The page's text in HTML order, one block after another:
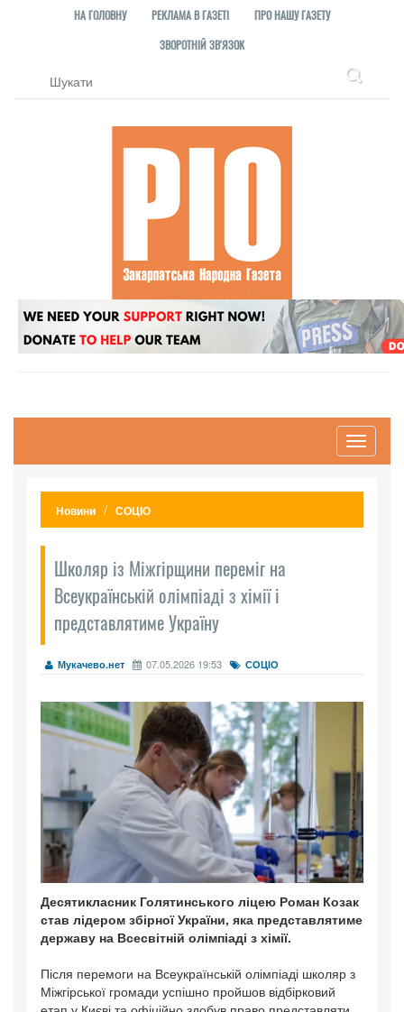
НА ГОЛОВНУ РЕКЛАМА В ГАЗЕТІ
ПРО НАШУ ГАЗЕТУ
ЗВОРОТНІЙ ЗВ'ЯЗОК
Toggle
Новини СОЦІО
Школяр із Міжгірщини переміг на
Всеукраїнській олімпіаді з хімії і
представлятиме Україну
Мукачево.нет 07.05.2026 19:53 СОЦІО
Десятикласник Голятинського ліцею Роман Козак
став лідером збірної України, яка представлятиме
державу на Всесвітній олімпіаді з хімії.
Після перемоги на Всеукраїнській олімпіаді школяр з
Міжгірської громади успішно пройшов відбірковий